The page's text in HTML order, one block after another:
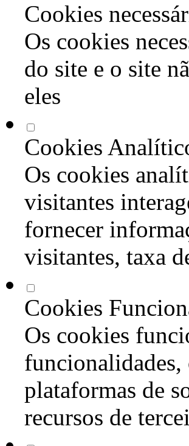
Cookies
Os cookies
do site e o site
eles
Cookies
Os cookies
visitantes
fornecer
visitantes, taxa
Cookies
Os cookies
plataformas de
recursos de